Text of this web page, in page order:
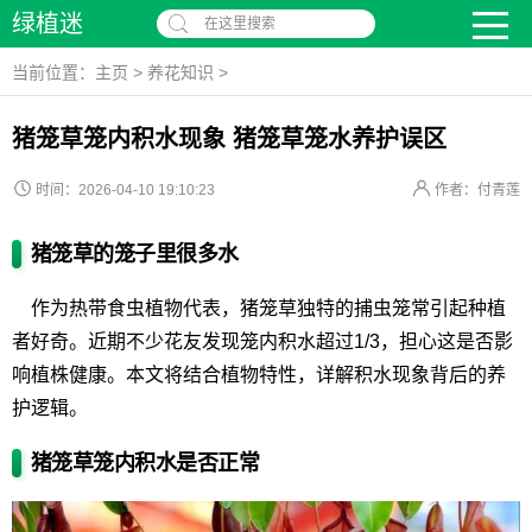
绿植迷 在这里搜索
当前位置： 主页 > 养花知识 >
猪笼草笼内积水现象 猪笼草笼水养护误区
时间：2026-04-10 19:10:23 作者：付青莲
猪笼草的笼子里很多水
作为热带食虫植物代表，猪笼草独特的捕虫笼常引起种植
者好奇。近期不少花友发现笼内积水超过1/3，担心这是否影
响植株健康。本文将结合植物特性，详解积水现象背后的养
护逻辑。
猪笼草笼内积水是否正常